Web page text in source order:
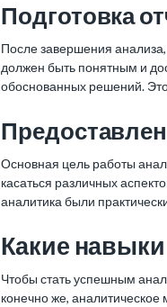
Подготовка
После завершения
должен быть понятным и
обоснованных решений. Это
Основная цель работы
касаться различных
аналитика были
Какие
Чтобы стать успешным
конечно же,